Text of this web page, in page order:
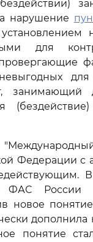
нарушение
для
Федерации
В
ФАС России
новое
понятие